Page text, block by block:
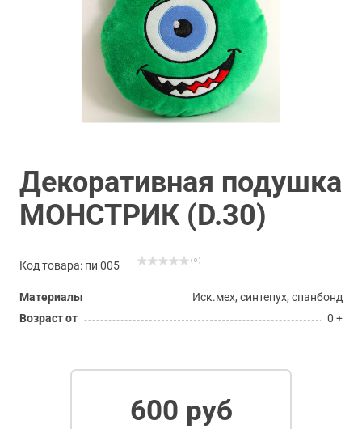
Декоративная подушка
МОНСТРИК (D.30)
Код товара: пи 005 ( 0 )
Материалы
Иск.мех, синтепух, спанбонд
Возраст от
0 +
600 руб